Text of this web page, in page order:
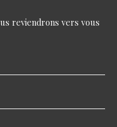
reviendrons vers vous